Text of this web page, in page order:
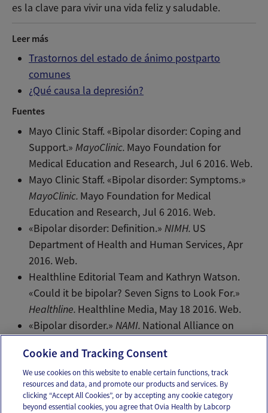
es la clave para vivir una vida feliz y saludable.
Leer más
Trastornos del estado de ánimo postparto
comunes
¿Qué causa la depresión?
Fuentes
Mayo Clinic Staff. «Bipolar disorder: Coping and
Support.»MayoClinic. Mayo Foundation for
Medical Education and Research, Jul 6 2016. Web.
Mayo Clinic Staff. «Bipolar disorder: Symptoms.»
MayoClinic. Mayo Foundation for Medical
Education and Research, Jul 6 2016. Web.
«Bipolar disorder: Definition.»NIMH. US
Department of Health and Human Services, Apr
2016. Web.
Healthline Editorial Team and Kathryn Watson.
«Could it be bipolar? Seven Signs to Look For.»
Healthline. Healthline Media, May 18 2016. Web.
«Bipolar disorder.»NAMI. National Alliance on
Email Text
Cookie and Tracking Consent
We use cookies on this website to enable certain functions, track
resources and data, and promote our products and services. By
clicking “Accept All Cookies”, or by accepting any cookie category
beyond essential cookies, you agree that Ovia Health by Labcorp